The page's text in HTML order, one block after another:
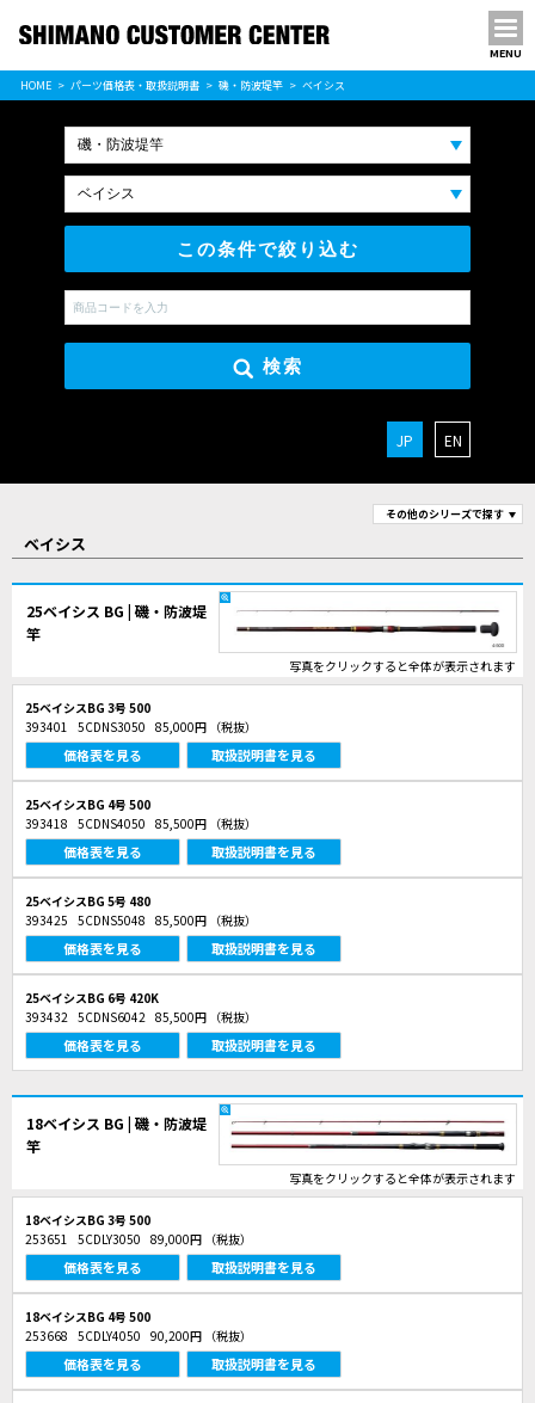
MENU
パーツ価格表
PARTS LIST
HOME パーツ価格表・取扱説明書 磯・防波堤竿 ベイシス
この条件で絞り込む
検索
JP EN
その他のシリーズで探す
ベイシス
25ベイシス BG | 磯・防波堤
竿
写真をクリックすると全体が表示されます
25ベイシスBG 3号 500
393401 5CDNS3050 85,000円 （税抜）
価格表を見る 取扱説明書を見る
25ベイシスBG 4号 500
393418 5CDNS4050 85,500円 （税抜）
価格表を見る 取扱説明書を見る
25ベイシスBG 5号 480
393425 5CDNS5048 85,500円 （税抜）
価格表を見る 取扱説明書を見る
25ベイシスBG 6号 420K
393432 5CDNS6042 85,500円 （税抜）
価格表を見る 取扱説明書を見る
18ベイシス BG | 磯・防波堤
竿
写真をクリックすると全体が表示されます
18ベイシスBG 3号 500
253651 5CDLY3050 89,000円 （税抜）
価格表を見る 取扱説明書を見る
18ベイシスBG 4号 500
253668 5CDLY4050 90,200円 （税抜）
価格表を見る 取扱説明書を見る